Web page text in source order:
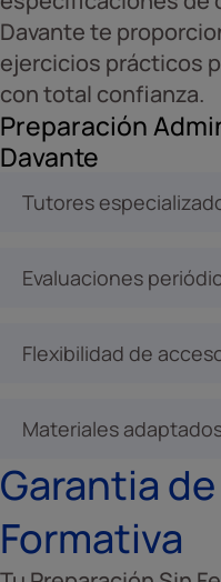
Davante te
ejercicios prácticos
con total confianza.
Preparación
Davante
Tutores
Evaluaciones
Flexibilidad de
Materiales
Garantia
Formativa